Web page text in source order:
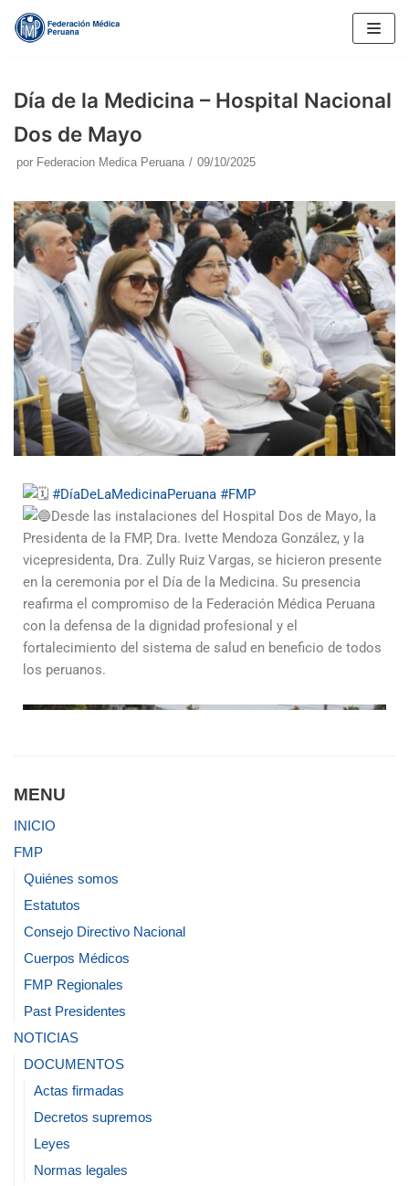
contenido
Día de la Medicina – Hospital Nacional
Dos de Mayo
por Federacion Medica Peruana 09/10/2025
#DíaDeLaMedicinaPeruana #FMP
Desde las instalaciones del Hospital Dos de Mayo, la
Presidenta de la FMP, Dra. Ivette Mendoza González, y la
vicepresidenta, Dra. Zully Ruiz Vargas, se hicieron presente
en la ceremonia por el Día de la Medicina. Su presencia
reafirma el compromiso de la Federación Médica Peruana
con la defensa de la dignidad profesional y el
fortalecimiento del sistema de salud en beneficio de todos
los peruanos.
MENU
INICIO
FMP
Quiénes somos
Estatutos
Consejo Directivo Nacional
Cuerpos Médicos
FMP Regionales
Past Presidentes
NOTICIAS
DOCUMENTOS
Actas firmadas
Decretos supremos
Leyes
Normas legales